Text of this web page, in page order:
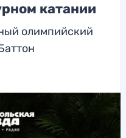
катании
олимпийский